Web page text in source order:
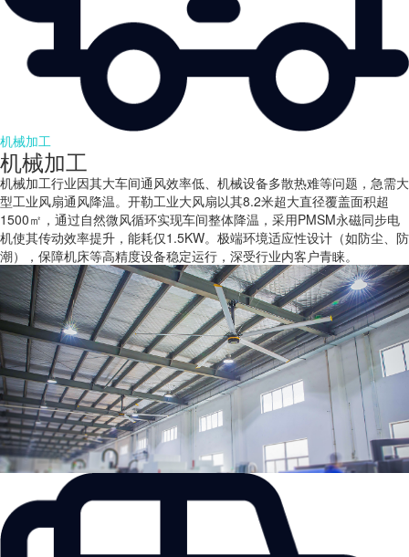
机械加工
机械加工
机械加工行业因其大车间通风效率低、机械设备多散热难等问题，急需大
型工业风扇通风降温。开勒工业大风扇以其8.2米超大直径覆盖面积超
1500㎡，通过自然微风循环实现车间整体降温，采用PMSM永磁同步电
机使其传动效率提升，能耗仅1.5KW。极端环境适应性设计（如防尘、防
潮），保障机床等高精度设备稳定运行，深受行业内客户青睐。